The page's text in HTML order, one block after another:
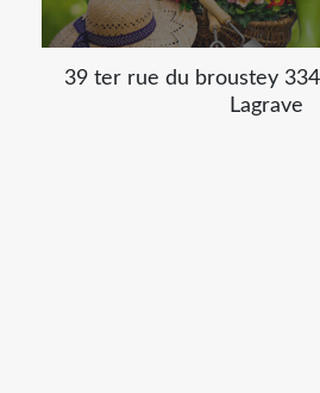
39 ter rue du broustey
Lagrave